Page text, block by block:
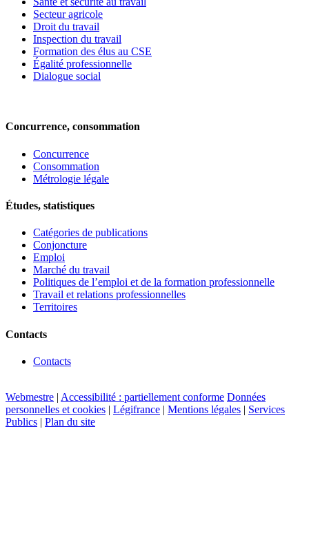
Secteur agricole
Droit du travail
Inspection du travail
Formation des élus au CSE
Égalité professionnelle
Dialogue social
Concurrence, consommation
Concurrence
Consommation
Métrologie légale
Études, statistiques
Catégories de publications
Conjoncture
Emploi
Marché du travail
Politiques de l’emploi et de la formation professionnelle
Travail et relations professionnelles
Territoires
Contacts
Contacts
Webmestre | Accessibilité : partiellement conforme Données
personnelles et cookies | Légifrance | Mentions légales | Services
Publics | Plan du site